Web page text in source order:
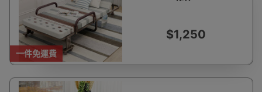
一件免運費
條紋
$1,250